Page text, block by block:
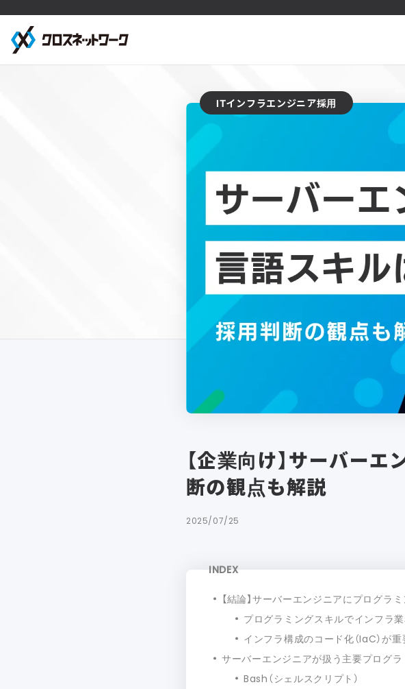
ITインフラエンジニア採用
【企業向け】サーバー
断の観点も解説
2025/07/25
INDEX
【結論】サーバーエンジニアにプログラ
プログラミングスキルでインフラ
インフラ構成のコード化（IaC）が
サーバーエンジニアが扱う主要プログ
Bash（シェルスクリプト）